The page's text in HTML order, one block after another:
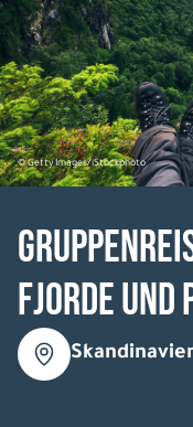
© Getty Images/iStockphoto
Fjorde